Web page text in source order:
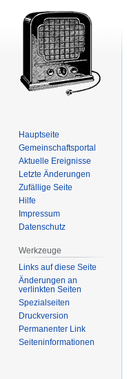
Hauptseite
Gemeinschafts­portal
Aktuelle Ereignisse
Letzte Änderungen
Zufällige Seite
Hilfe
Impressum
Datenschutz
Werkzeuge
Links auf diese Seite
Änderungen an
verlinkten Seiten
Spezialseiten
Druckversion
Permanenter Link
Seiten­­informationen